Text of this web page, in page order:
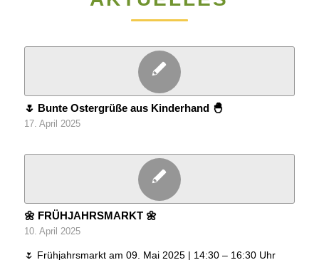
🌷 Bunte Ostergrüße aus Kinderhand 🐣
17. April 2025
🌼 FRÜHJAHRSMARKT 🌼
10. April 2025
🌷 Frühjahrsmarkt am 09. Mai 2025 | 14:30 – 16:30 Uhr